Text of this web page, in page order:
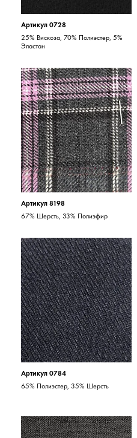
Артикул 0728
25% Вискоза, 70% Полиэстер, 5%
Эластан
Артикул 8198
67% Шерсть, 33% Полиэфир
Артикул 0784
65% Полиэстер, 35% Шерсть